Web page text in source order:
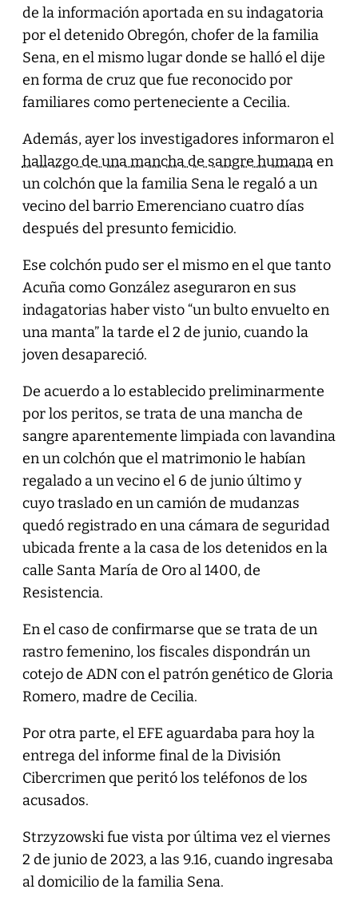
de la información aportada en su indagatoria
por el detenido Obregón, chofer de la familia
Sena, en el mismo lugar donde se halló el dije
en forma de cruz que fue reconocido por
familiares como perteneciente a Cecilia.
Además, ayer los investigadores informaron el
hallazgo de una mancha de sangre humanaen
un colchón que la familia Sena le regaló a un
vecino del barrio Emerenciano cuatro días
después del presunto femicidio.
Ese colchón pudo ser el mismo en el que tanto
Acuña como González aseguraron en sus
indagatorias haber visto “un bulto envuelto en
una manta” la tarde el 2 de junio, cuando la
joven desapareció.
De acuerdo a lo establecido preliminarmente
por los peritos, se trata de una mancha de
sangre aparentemente limpiada con lavandina
en un colchón que el matrimonio le habían
regalado a un vecino el 6 de junio último y
cuyo traslado en un camión de mudanzas
quedó registrado en una cámara de seguridad
ubicada frente a la casa de los detenidos en la
calle Santa María de Oro al 1400, de
Resistencia.
En el caso de confirmarse que se trata de un
rastro femenino, los fiscales dispondrán un
cotejo de ADN con el patrón genético de Gloria
Romero, madre de Cecilia.
Por otra parte, el EFE aguardaba para hoy la
entrega del informe final de la División
Cibercrimen que peritó los teléfonos de los
acusados.
Strzyzowski fue vista por última vez el viernes
2 de junio de 2023, a las 9.16, cuando ingresaba
al domicilio de la familia Sena.